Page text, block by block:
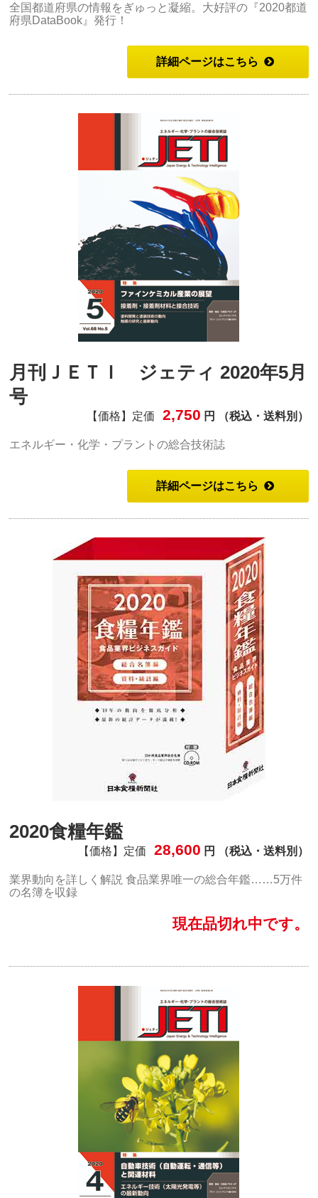
全国都道府県の情報をぎゅっと凝縮。大好評の『2020都道
府県DataBook』発行！
詳細ページはこちら
月刊ＪＥＴＩ ジェティ 2020年5月
号
【価格】定価 2,750 円 （税込・送料別）
エネルギー・化学・プラントの総合技術誌
詳細ページはこちら
2020食糧年鑑
【価格】定価 28,600 円 （税込・送料別）
業界動向を詳しく解説 食品業界唯一の総合年鑑……5万件
の名簿を収録
現在品切れ中です。